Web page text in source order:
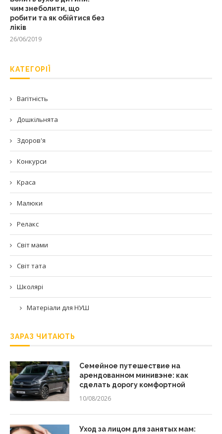
чим знеболити, що
робити та як обійтися без
ліків
26/06/2019
КАТЕГОРІЇ
Вагітність
Дошкільнята
Здоров'я
Конкурси
Краса
Малюки
Релакс
Світ мами
Світ тата
Школярі
Матеріали для НУШ
ЗАРАЗ ЧИТАЮТЬ
Семейное путешествие на
арендованном минивэне: как
сделать дорогу комфортной
10/08/2026
Уход за лицом для занятых мам: